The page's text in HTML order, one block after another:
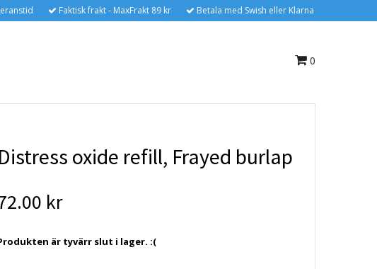
Faktisk frakt - MaxFrakt 89 kr Betala med Swish eller Klarna
0
Distress oxide refill, Frayed burlap
kr
är tyvärr slut i lager. :(